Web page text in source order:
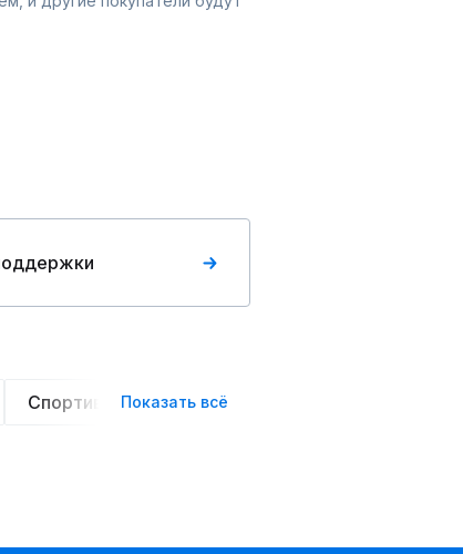
Спортивные Оверсайз
Показать всё